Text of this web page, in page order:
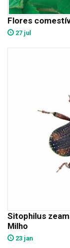
Flores
27 jul
Sitophilus
Milho
23 jan